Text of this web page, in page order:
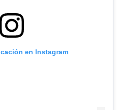
en Instagram